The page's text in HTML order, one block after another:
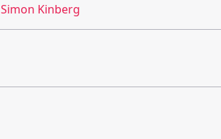
Simon Kinberg